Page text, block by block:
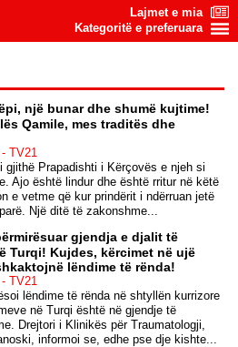
Lajmet e mia
Kategoritë e preferuara
një bunar dhe shumë kujtime!
Qamile, mes traditës dhe
TV21
gjithë Prapadishti i Kërçovës e njeh si
Ajo është lindur dhe është rritur në këtë
e vetme që kur prindërit i ndërruan jetë
Një ditë të zakonshme...
gjendja e djalit të
Turqi! Kujdes, kërcimet në ujë
lëndime të rënda!
TV21
lëndime të rënda në shtyllën kurrizore
në Turqi është në gjendje të
Drejtori i Klinikës për Traumatologji,
informoi se, edhe pse dje kishte...